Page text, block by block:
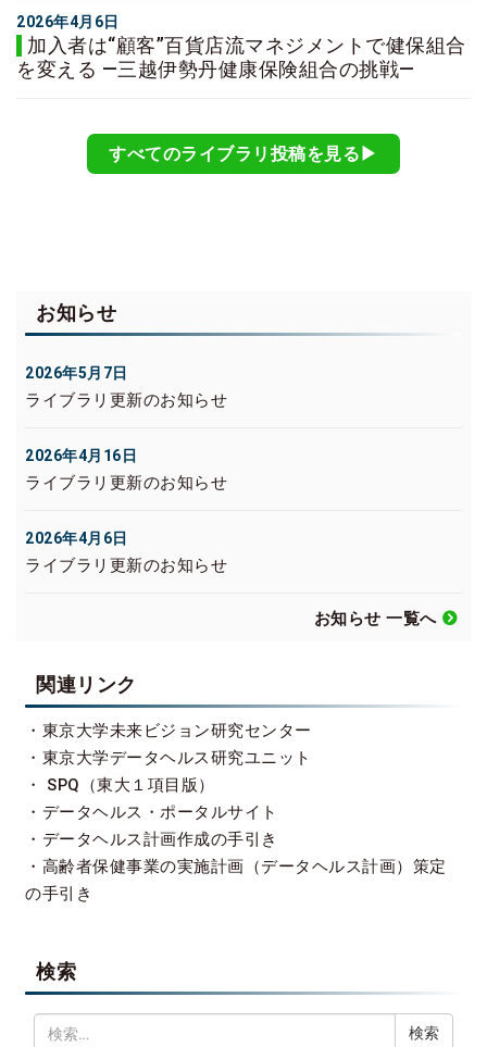
2026年4月6日
加入者は“顧客”百貨店流マネジメントで健保組合
を変える ―三越伊勢丹健康保険組合の挑戦―
すべてのライブラリ投稿を見る▶︎
お知らせ
2026年5月7日
ライブラリ更新のお知らせ
2026年4月16日
ライブラリ更新のお知らせ
2026年4月6日
ライブラリ更新のお知らせ
お知らせ 一覧へ
関連リンク
・ 東京大学未来ビジョン研究センター
・ 東京大学データヘルス研究ユニット
・ SPQ（東大１項目版）
・ データヘルス・ポータルサイト
・ データヘルス計画作成の手引き
・ 高齢者保健事業の実施計画（データヘルス計画）策定
の手引き
検索
検